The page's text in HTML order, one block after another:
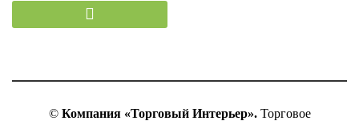
© Компания «Торговый Интерьер».Торговое